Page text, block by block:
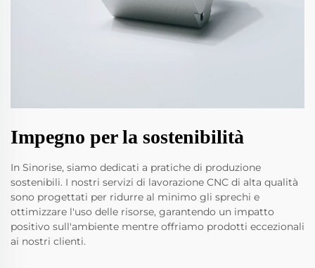
Impegno per la sostenibilità
In Sinorise, siamo dedicati a pratiche di produzione
sostenibili. I nostri servizi di lavorazione CNC di alta qualità
sono progettati per ridurre al minimo gli sprechi e
ottimizzare l'uso delle risorse, garantendo un impatto
positivo sull'ambiente mentre offriamo prodotti eccezionali
ai nostri clienti.